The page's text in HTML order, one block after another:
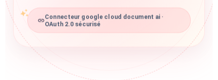
Connecteur google cloud document ai ·
OAuth 2.0 sécurisé